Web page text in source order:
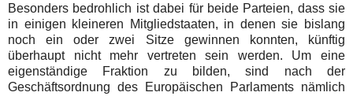
Besonders bedrohlich ist dabei für beide Parteien, dass sie
in einigen kleineren Mitgliedstaaten, in denen sie bislang
noch ein oder zwei Sitze gewinnen konnten, künftig
überhaupt nicht mehr vertreten sein werden. Um eine
eigenständige Fraktion zu bilden, sind nach der
Geschäftsordnung des Europäischen Parlaments nämlich